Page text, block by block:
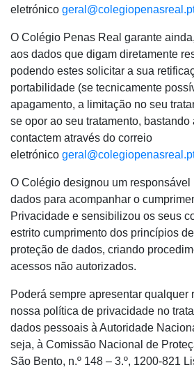
eletrónico
​O Colégio Penas Real garante
aos dados que digam diretamente
podendo estes solicitar a sua
portabilidade (se tecnicamente
apagamento, a limitação no seu
se opor ao seu tratamento,
contactem através do correio
eletrónico
O Colégio designou um responsável
dados para acompanhar o
Privacidade e sensibilizou os seus
estrito cumprimento dos princípios
proteção de dados, criando
acessos não autorizados.
Poderá sempre apresentar qualquer
nossa política de privacidade no
dados pessoais à Autoridade
seja, à Comissão Nacional de
São Bento, n.º 148 – 3.º, 1200-821